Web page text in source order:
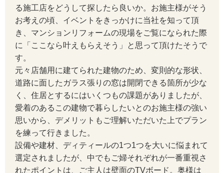
る施工店をどうして探したら良いか。お施主様がそう
お考えの頃、イベントをきっかけに当社を知って頂
き、マンションリフォームの現場をご覧になられた際
に「ここなら叶えもらえそう」と思って頂けたそうで
す。
元々店舗用に建てられた建物のため、変則的な形状、
道路に面したガラス張りの窓は開閉できる箇所が少な
く、住居とするにはいくつもの課題がありましたが、
愛着のあるこの建物で暮らしたいとのお施主様の強い
思いから、デメリットもご理解いただいた上でプラン
を練って行きました。
設備や建材、ディティールの1つ1つを大いに悩まれて
選定されましたが、中でもご婦それぞれが一番重視さ
れたポイントは、ご主人は壁面のTVボード。奥様は